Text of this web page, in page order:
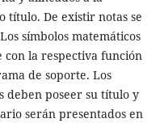
título. De existir notas se
símbolos matemáticos
con la respectiva función
de soporte. Los
deben poseer su título y
serán presentados en